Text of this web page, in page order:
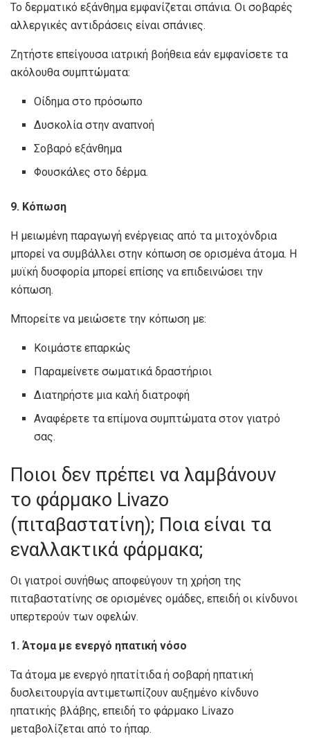
Το δερματικό εξάνθημα εμφανίζεται σπάνια. Οι σοβαρές
αλλεργικές αντιδράσεις είναι σπάνιες.
Ζητήστε επείγουσα ιατρική βοήθεια εάν εμφανίσετε τα
ακόλουθα συμπτώματα:
Οίδημα στο πρόσωπο
Δυσκολία στην αναπνοή
Σοβαρό εξάνθημα
Φουσκάλες στο δέρμα.
9. Κόπωση
Η μειωμένη παραγωγή ενέργειας από τα μιτοχόνδρια
μπορεί να συμβάλλει στην κόπωση σε ορισμένα άτομα. Η
μυϊκή δυσφορία μπορεί επίσης να επιδεινώσει την
κόπωση.
Μπορείτε να μειώσετε την κόπωση με:
Κοιμάστε επαρκώς
Παραμείνετε σωματικά δραστήριοι
Διατηρήστε μια καλή διατροφή
Αναφέρετε τα επίμονα συμπτώματα στον γιατρό
σας.
Ποιοι δεν πρέπει να λαμβάνουν
το φάρμακο Livazo
(πιταβαστατίνη); Ποια είναι τα
εναλλακτικά φάρμακα;
Οι γιατροί συνήθως αποφεύγουν τη χρήση της
πιταβαστατίνης σε ορισμένες ομάδες, επειδή οι κίνδυνοι
υπερτερούν των οφελών.
1. Άτομα με ενεργό ηπατική νόσο
Τα άτομα με ενεργό ηπατίτιδα ή σοβαρή ηπατική
δυσλειτουργία αντιμετωπίζουν αυξημένο κίνδυνο
ηπατικής βλάβης, επειδή το φάρμακο Livazo
μεταβολίζεται από το ήπαρ.